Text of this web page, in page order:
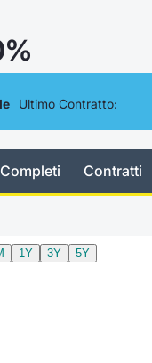
Ultimo Contratto:
Contratti